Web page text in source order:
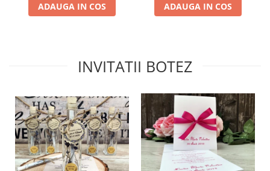
ADAUGA IN COS ADAUGA IN COS
INVITATII BOTEZ